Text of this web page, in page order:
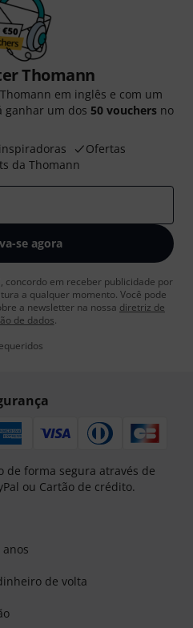
Thomann
em inglês e com um
ganhar um dos 50 vouchers no
Ofertas
da Thomann
se agora
concordo em receber publicidade por
a qualquer momento. Você pode
a newsletter na nossa diretriz de
de dados.
de forma segura através de
ou Cartão de crédito.
de volta